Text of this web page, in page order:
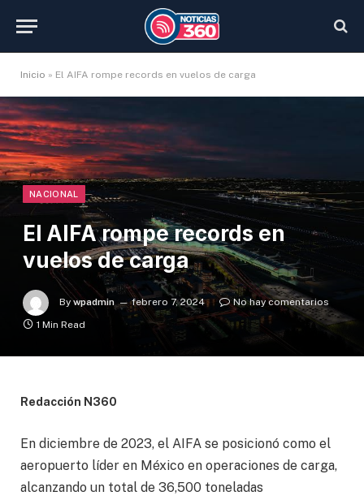
Inicio » El AIFA rompe records en vuelos de carga
NACIONAL
El AIFA rompe records en
vuelos de carga
By wpadmin febrero 7, 2024
No hay comentarios
1 Min Read
Redacción N360
En diciembre de 2023, el AIFA se posicionó como el
aeropuerto líder en México en operaciones de carga,
alcanzando un total de 36,500 toneladas